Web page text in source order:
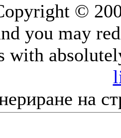
©
you may
with
на